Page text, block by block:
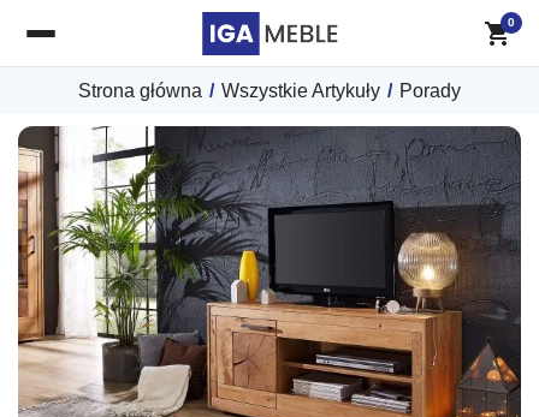
Strona główna / Wszystkie Artykuły / Porady
0